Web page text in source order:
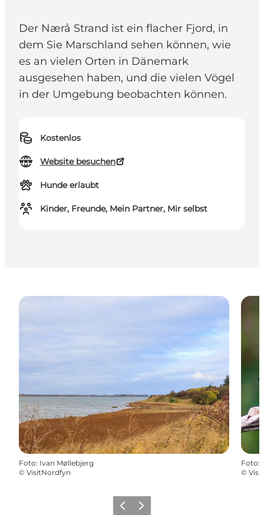
Der Nærå Strand ist ein flacher Fjord, in
dem Sie Marschland sehen können, wie
es an vielen Orten in Dänemark
ausgesehen haben, und die vielen Vögel
in der Umgebung beobachten können.
Kostenlos
Website besuchen
Hunde erlaubt
Kinder, Freunde, Mein Partner, Mir selbst
Foto: Ivan Møllebjerg
© VisitNordfyn
Foto:
©
Vorherige Folie
Nächste Folie